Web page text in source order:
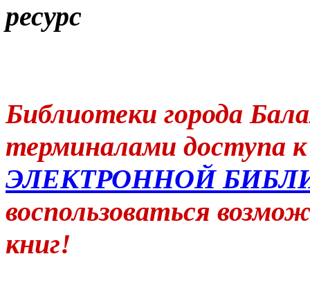
ресурс
Библиотеки города
терминалами доступа
ЭЛЕКТРОННОЙ
воспользоваться
книг!